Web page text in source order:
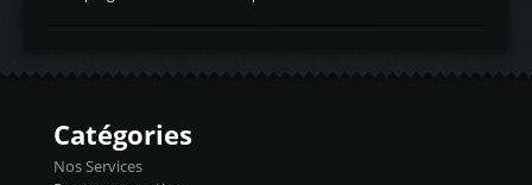
d'admissiontemp ex. pour atmo -30- 80°C
temperaturetemperature ldr moteurtemp
Injecteurs + Flashpro 1370€ TTC Le
précise et performante. Vous pourrez
basculer de la carto sans plomb à Ethanol à
l'aide du flashpro OPTION ECONOMIQUES
Catégories
Nos Services